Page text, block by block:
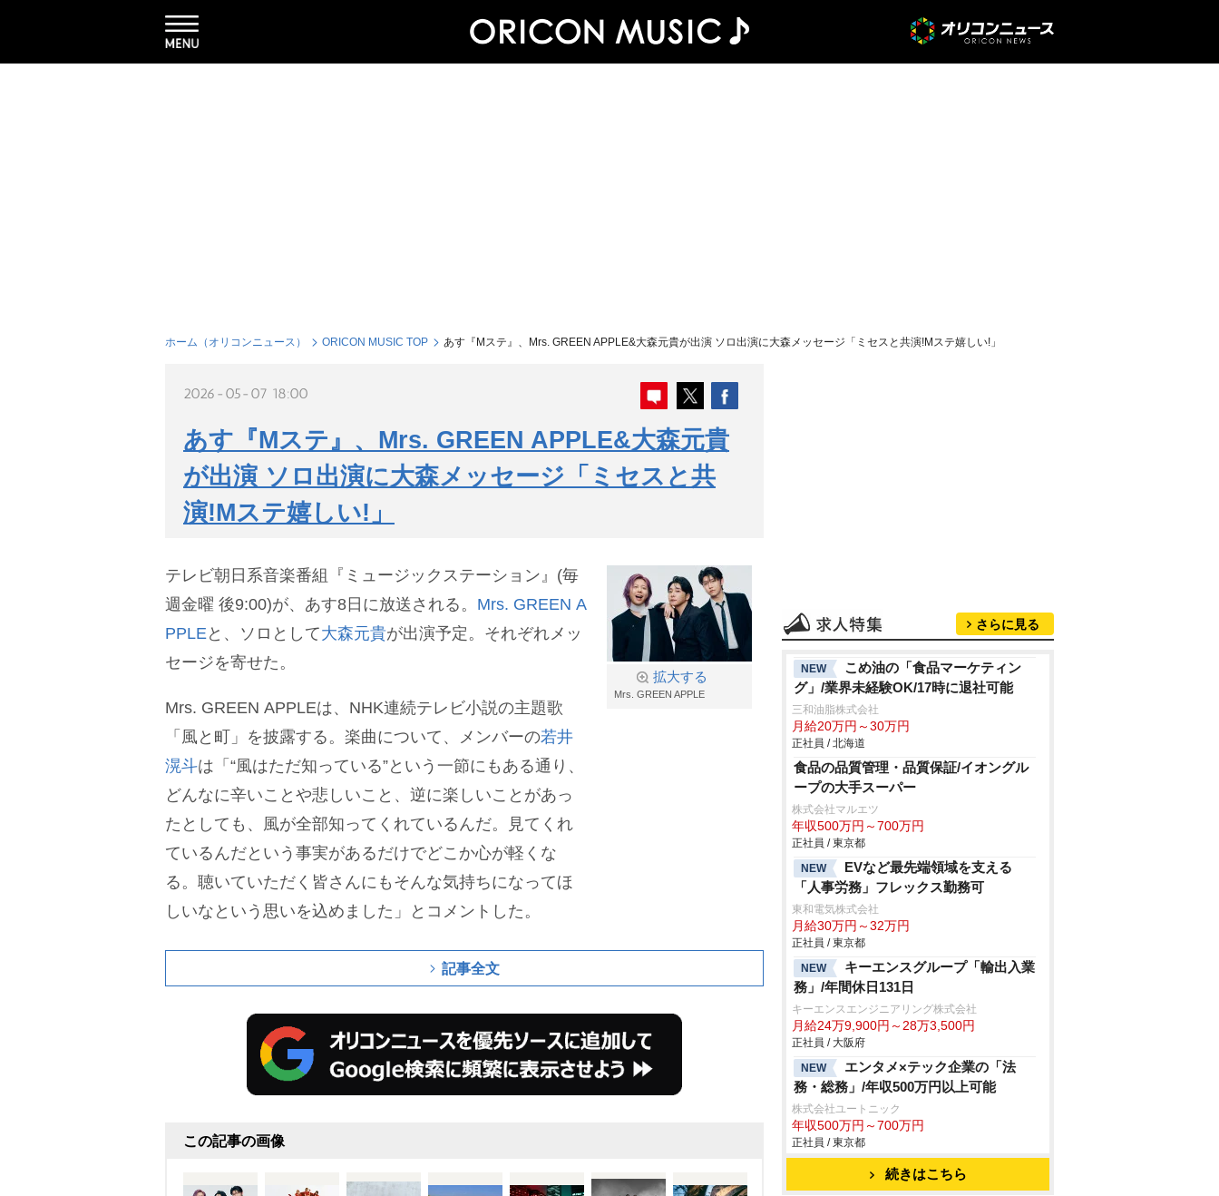
ホーム（オリコンニュース） ORICON MUSIC TOP あす『Mステ』、Mrs. GREEN APPLE&大森元貴が出演 ソロ出演に大森メッセージ「ミセスと共演!Mステ嬉しい!」
2026-05-07 18:00
あす『Mステ』、Mrs. GREEN APPLE&大森元貴
が出演 ソロ出演に大森メッセージ「ミセスと共
演!Mステ嬉しい!」
拡大する
Mrs. GREEN APPLE
テレビ朝日系音楽番組『ミュージックステーション』(毎
週金曜 後9:00)が、あす8日に放送される。 Mrs. GREEN A
PPLEと、ソロとして大森元貴が出演予定。それぞれメッ
セージを寄せた。
Mrs. GREEN APPLEは、NHK連続テレビ小説の主題歌
「風と町」を披露する。楽曲について、メンバーの若井
滉斗は「“風はただ知っている”という一節にもある通り、
どんなに辛いことや悲しいこと、逆に楽しいことがあっ
たとしても、風が全部知ってくれているんだ。見てくれ
ているんだという事実があるだけでどこか心が軽くな
る。聴いていただく皆さんにもそんな気持ちになってほ
しいなという思いを込めました」とコメントした。
記事全文
この記事の画像
さらに見る
NEW
こめ油の「食品マーケティン
グ」/業界未経験OK/17時に退社可能
三和油脂株式会社
月給20万円～30万円
正社員 / 北海道
食品の品質管理・品質保証/イオングル
ープの大手スーパー
株式会社マルエツ
年収500万円～700万円
正社員 / 東京都
NEW
EVなど最先端領域を支える
「人事労務」フレックス勤務可
東和電気株式会社
月給30万円～32万円
正社員 / 東京都
NEW
キーエンスグループ「輸出入業
務」/年間休日131日
キーエンスエンジニアリング株式会社
月給24万9,900円～28万3,500円
正社員 / 大阪府
NEW
エンタメ×テック企業の「法
務・総務」/年収500万円以上可能
株式会社ユートニック
年収500万円～700万円
正社員 / 東京都
続きはこちら